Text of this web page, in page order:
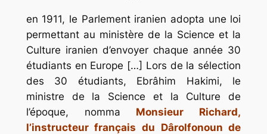
en 1911, le Parlement iranien adopta une loi
permettant au ministère de la Science et la
Culture iranien d’envoyer chaque année 30
étudiants en Europe […] Lors de la sélection
des 30 étudiants, Ebrâhim Hakimi, le
ministre de la Science et la Culture de
l’époque, nomma Monsieur Richard,
l’instructeur français du Dârolfonoun de